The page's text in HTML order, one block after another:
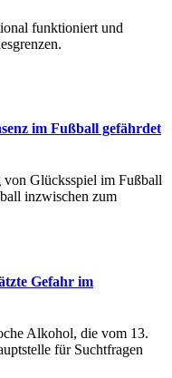
funktioniert und
im Fußball gefährdet
von Glücksspiel im Fußball
inzwischen zum
Gefahr im
Alkohol, die vom 13.
für Suchtfragen